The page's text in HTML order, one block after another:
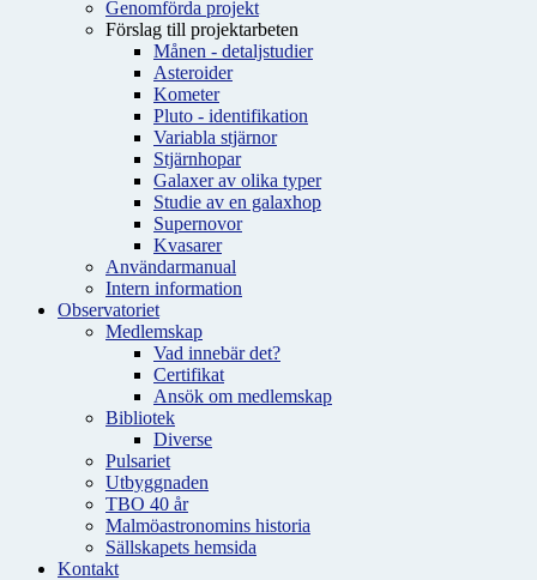
Genomförda projekt
Förslag till projektarbeten
Månen - detaljstudier
Asteroider
Kometer
Pluto - identifikation
Variabla stjärnor
Stjärnhopar
Galaxer av olika typer
Studie av en galaxhop
Supernovor
Kvasarer
Användarmanual
Intern information
Observatoriet
Medlemskap
Vad innebär det?
Certifikat
Ansök om medlemskap
Bibliotek
Diverse
Pulsariet
Utbyggnaden
TBO 40 år
Malmöastronomins historia
Sällskapets hemsida
Kontakt